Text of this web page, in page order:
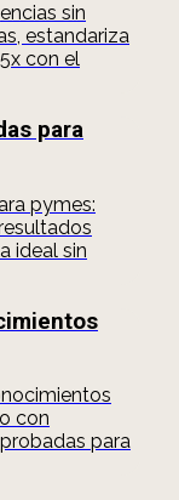
sin
estandariza
con el
para
pymes:
ideal sin
con
para